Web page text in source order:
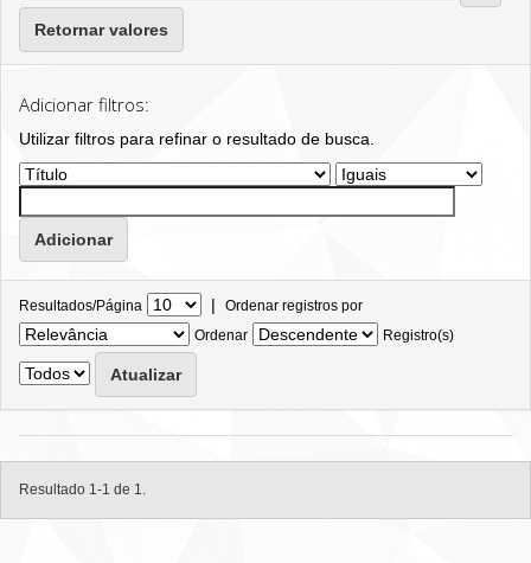
Retornar valores
Adicionar filtros:
Utilizar filtros para refinar o resultado de busca.
Resultados/Página | Ordenar registros por
Ordenar
Registro(s)
Resultado 1-1 de 1.